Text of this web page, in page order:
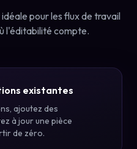
pour les flux de travail
l'éditabilité compte.
existantes
ajoutez des
à jour une pièce
de zéro.